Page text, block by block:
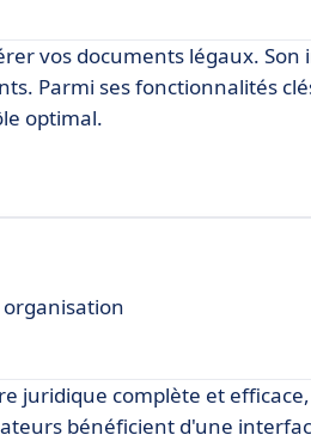
vos documents légaux.
Parmi ses fonctionnalités
optimal.
juridique complète et
bénéficient d'une